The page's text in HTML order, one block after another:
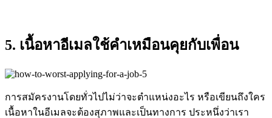
5. เนื้อหาอีเมลใช้คำเหมือนคุยกับเพื่อน
การสมัครงานโดยทั่วไปไม่ว่าจะตำแหน่งอะไร หรือเขียนถึงใคร
เนื้อหาในอีเมลจะต้องสุภาพและเป็นทางการ ประหนึ่งว่าเรา